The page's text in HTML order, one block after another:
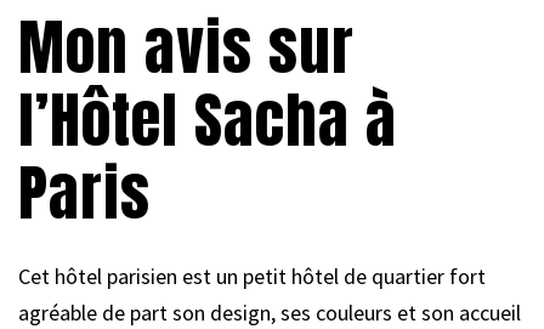
Mon avis sur
l’Hôtel Sacha à
Paris
Cet hôtel parisien est un petit hôtel de quartier fort
agréable de part son design, ses couleurs et son accueil